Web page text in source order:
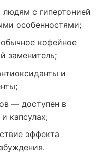
с гипертонией
особенностями;
кофейное
заменитель;
и
— доступен в
капсулах;
эффекта